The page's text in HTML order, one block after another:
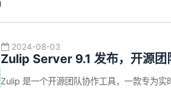
2024-08-03
Zulip Server 9.1 发布，开源团
Zulip 是一个开源团队协作工具，一款专为